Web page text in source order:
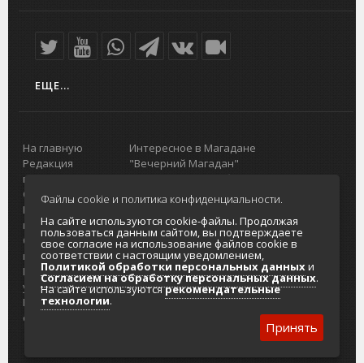
ЕЩЕ...
На главную
Редакция
портала
О проекте
Реклама на
портале
Отзывы и
предложения
Интернет-
услуги
Разработка
сайтов
Интересное в Магадане
"Вечерний Магадан"
Реклама
Главный туристический портал
Колымы
Политика в отношении обработки
персональных данных
Согласие на обработку персональных
данных
Файлы cookie и политика конфиденциальности.
На сайте используются cookie-файлы. Продолжая
пользоваться данным сайтом, вы подтверждаете
свое согласие на использование файлов cookie в
соответствии с настоящим уведомлением,
Политикой обработки персональных данныхи
Согласием на обработку персональных данных.
На сайте используютсярекомендательные
технологии.
Принять